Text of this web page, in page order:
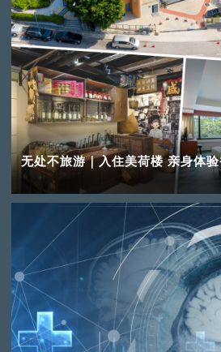
无处不旅游｜入住美荷楼 亲身体